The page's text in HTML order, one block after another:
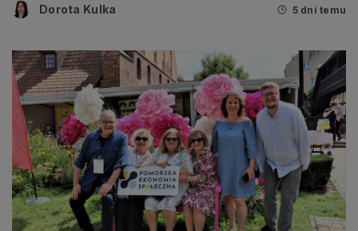
Dorota Kulka 5 dni temu